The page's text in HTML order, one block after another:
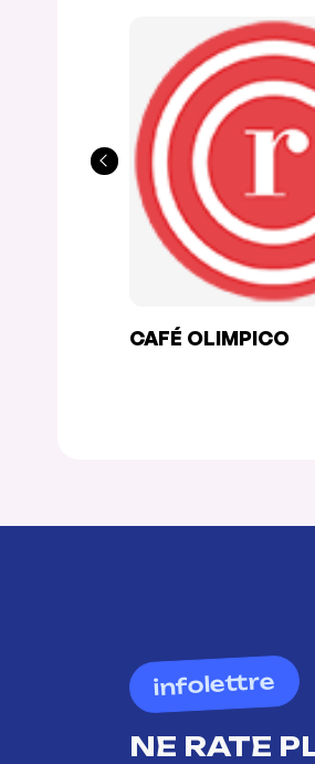
CAFÉ OLIMPICO
infolettre
NE RATE